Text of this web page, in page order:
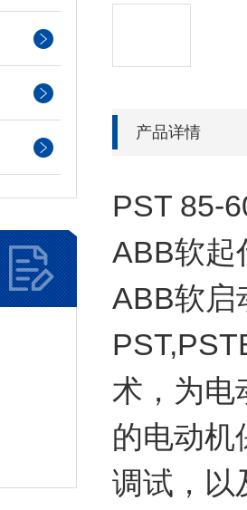
产品详情
PST 85-
ABB软起
ABB软启
术，为电
的电动机
调试，以